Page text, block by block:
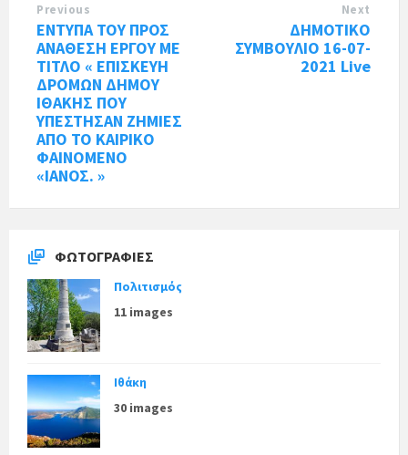
Previous
ΕΝΤΥΠΑ ΤΟΥ ΠΡΟΣ
ΑΝΑΘΕΣΗ ΕΡΓΟΥ ΜΕ
ΤΙΤΛΟ « ΕΠΙΣΚΕΥΗ
ΔΡΟΜΩΝ ΔΗΜΟΥ
ΙΘΑΚΗΣ ΠΟΥ
ΥΠΕΣΤΗΣΑΝ ΖΗΜΙΕΣ
ΑΠΟ ΤΟ ΚΑΙΡΙΚΟ
ΦΑΙΝΟΜΕΝΟ
«ΙΑΝΟΣ. »
Next
ΔΗΜΟΤΙΚΟ
ΣΥΜΒΟΥΛΙΟ 16-07-
2021 Live
ΦΩΤΟΓΡΑΦΊΕΣ
Πολιτισμός
11 images
Ιθάκη
30 images